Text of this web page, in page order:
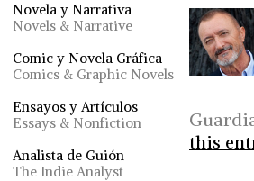
Novela y Narrativa
Novels & Narrative
Comic y Novela Gráfica
Comics & Graphic Novels
Ensayos y Artículos
Essays & Nonfiction
Analista de Guión
The Indie Analyst
this